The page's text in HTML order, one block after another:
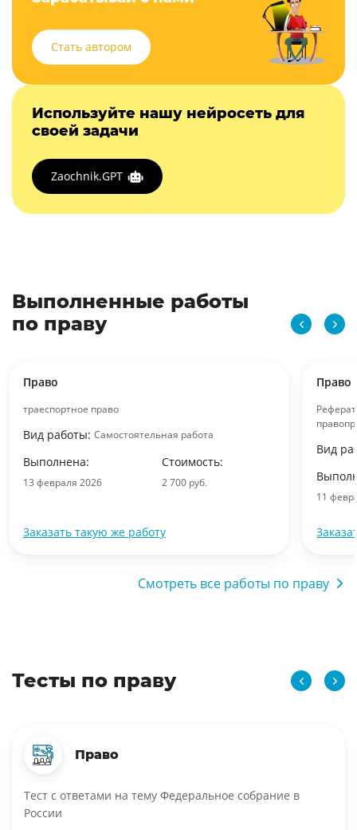
Стать автором
Используйте нашу нейросеть для
своей задачи
Zaochnik.GPT
Выполненные работы
по праву
Право
траеспортное право
Вид работы: Самостоятельная работа
Выполнена:
13 февраля 2026
Стоимость:
2 700 руб.
Заказать такую же работу
Право
Вид
11
Смотреть все работы по праву
Тесты по праву
Право
Тест с ответами на тему Федеральное собрание в
России